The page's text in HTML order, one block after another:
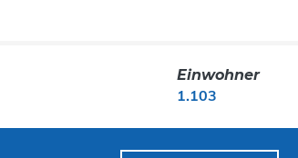
Einwohner
1.103